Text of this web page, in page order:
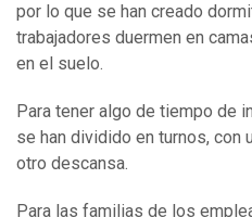
por lo que se han creado
trabajadores duermen en
en el suelo.
Para tener algo de tiempo de
se han dividido en turnos, con
otro descansa.
Para las familias de los